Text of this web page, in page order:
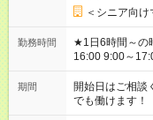
＜シニア向け
勤務時間
★1日6時間～の時短シフトOK ★
16:00 9:00～17:00
場合、他のお仕
ん ※法令に基づ
となります ※労
短時間・短期間
期間
開始日はご相
でも働けます！